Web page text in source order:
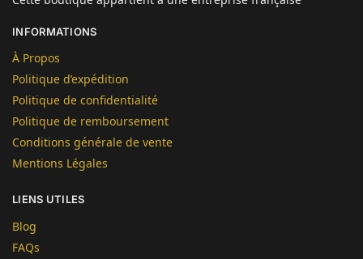
INFORMATIONS
À Propos
Politique d’expédition
Politique de confidentialité
Politique de remboursement
Conditions générale de vente
Mentions Légales
LIENS UTILES
Blog
FAQs